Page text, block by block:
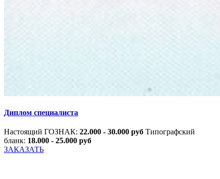
Диплом специалиста
Настоящий ГОЗНАК: 22.000 - 30.000 руб Типографский
бланк: 18.000 - 25.000 руб
ЗАКАЗАТЬ